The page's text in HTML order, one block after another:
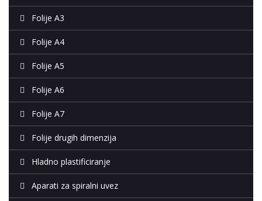
Folije A3
Folije A4
Folije A5
Folije A6
Folije A7
Folije drugih dimenzija
Hladno plastificiranje
Aparati za spiralni uvez